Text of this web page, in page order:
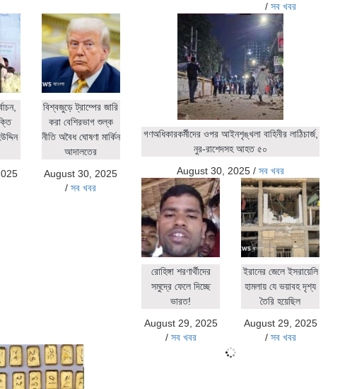
/ সব খবর
বিশ্বজুড়ে ট্রাম্পের জারি
করা বেশিরভাগ শুল্ক
নীতি অবৈধ ঘোষণা মার্কিন
আদালতের
August 30, 2025
/সব খবর
গণঅধিকারকর্মীদের ওপর আইনশৃঙ্খলা বাহিনীর লাঠিচার্জ,
নুর-রাশেদসহ আহত ৫০
August 30, 2025 /সব খবর
রোহিঙ্গা শরণার্থীদের
সমুদ্রে ফেলে দিচ্ছে
ভারত!
August 29, 2025
/ সব খবর
ইরানের জেলে ইসরায়েলি
হামলায় যে ভয়াবহ দৃশ্য
তৈরি হয়েছিল
August 29, 2025
/ সব খবর